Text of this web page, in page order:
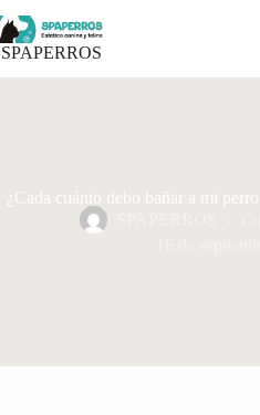
al
contenido
SPAPERROS
¿Cada cuánto debo bañar a mi